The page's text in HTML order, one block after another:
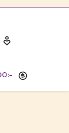
första
av våra